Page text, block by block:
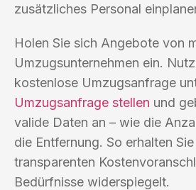
zusätzliches Personal
Holen Sie sich Angebote von
Umzugsunternehmen ein.
kostenlose Umzugsanfrage
Umzugsanfrage stellen und
valide Daten an – wie die
die Entfernung. So erhalten
transparenten
Bedürfnisse widerspiegelt.